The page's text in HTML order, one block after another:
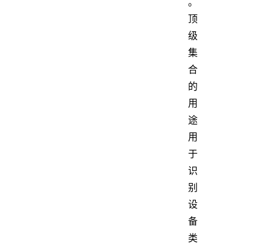
顶
级
集
合
的
用
途
用
于
识
别
设
备
类